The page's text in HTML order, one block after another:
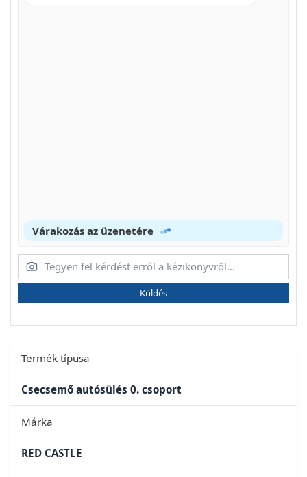
Várakozás az üzenetére
Küldés
Termék típusa
Csecsemő autósülés 0. csoport
Márka
RED CASTLE